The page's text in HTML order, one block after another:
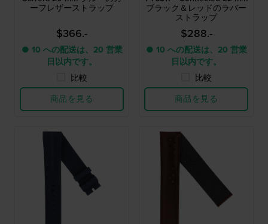
ーフレザーストラップ
$366.-
● 10 への配送は、20 営業
日以内です。
比較
商品を見る
ブラック＆レッドのラバー
ストラップ
$288.-
● 10 への配送は、20 営業
日以内です。
比較
商品を見る